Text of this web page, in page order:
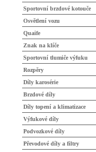
Sportovní brzdové kotouče
Osvětlení vozu
Quaife
Znak na klíče
Sportovní tlumiče výfuku
Rozpěry
Díly karosérie
Brzdové díly
Díly topení a klimatizace
Výfukové díly
Podvozkové díly
Převodové díly a filtry